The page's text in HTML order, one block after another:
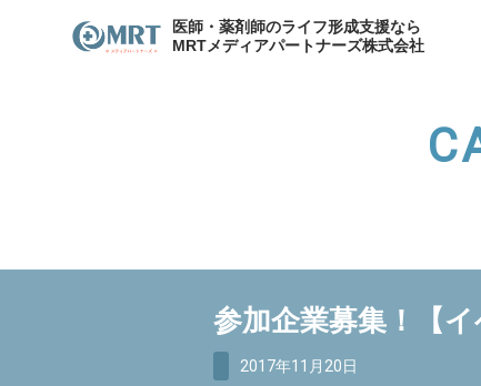
医師・薬剤師のライフ形成支援なら
MRTメディアパートナーズ株式会社
資産形成支援 医院
資産形成・節税相談
参加企業募集！【
2017年11月20日